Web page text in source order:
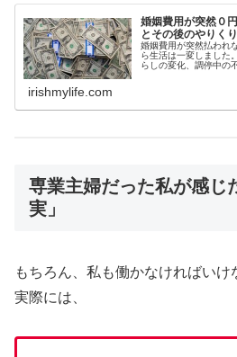
婚姻費用が突然０
とその後のやりく
婚姻費用が突然払われ
ら生活は一変しました
らしの変化、調停中の
irishmylife.com
専業主婦だった私が感じ
実」
もちろん、私も働かなければいけ
実際には、